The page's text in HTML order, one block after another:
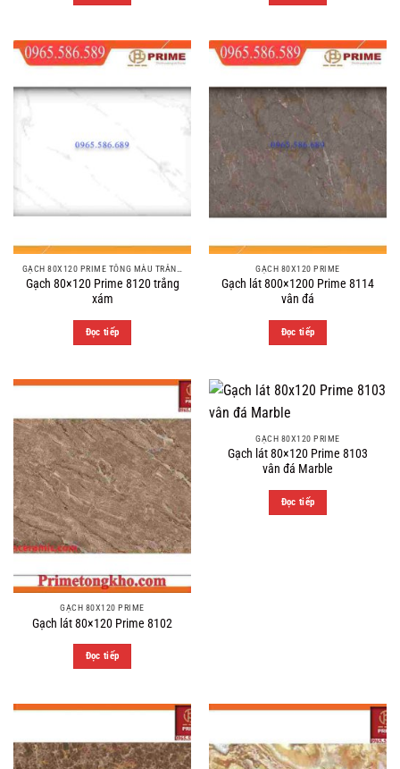
Gạch 80×120 Prime 8120 trắng
xám
Đọc tiếp
GẠCH 80X120 PRIME
Gạch lát 800×1200 Prime 8114
vân đá
Đọc tiếp
GẠCH 80X120 PRIME
Gạch lát 80×120 Prime 8102
Đọc tiếp
GẠCH 80X120 PRIME
Gạch lát 80×120 Prime 8103
vân đá Marble
Đọc tiếp